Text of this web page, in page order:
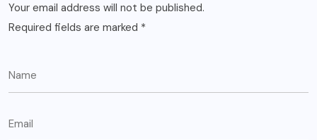
Your email address will not be published.
Required fields are marked *